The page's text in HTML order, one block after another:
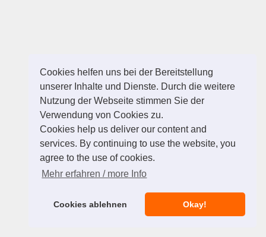
Cookies helfen uns bei der Bereitstellung
unserer Inhalte und Dienste. Durch die weitere
Nutzung der Webseite stimmen Sie der
Verwendung von Cookies zu.
Cookies help us deliver our content and
services. By continuing to use the website, you
agree to the use of cookies.
Mehr erfahren / more Info
Cookies ablehnen Okay!